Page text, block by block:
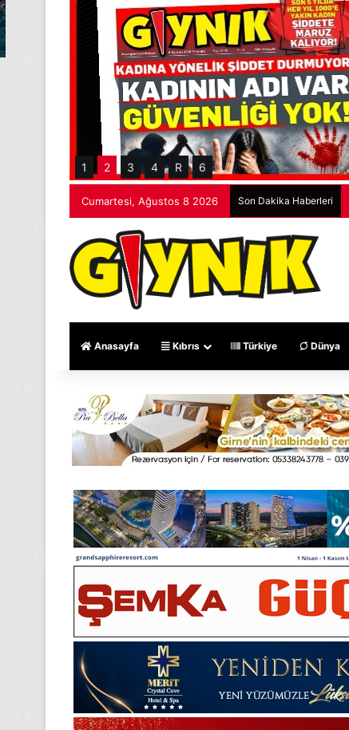
1 2 3 4 R 6
Cumartesi, Ağustos 8 2026 Son Dakika Haberleri
Anasayfa Kıbrıs Türkiye Dünya